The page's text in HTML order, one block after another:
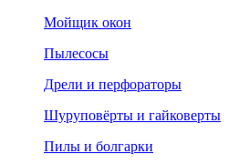
Мойщик окон
Пылесосы
Дрели и перфораторы
Шуруповёрты и гайковерты
Пилы и болгарки